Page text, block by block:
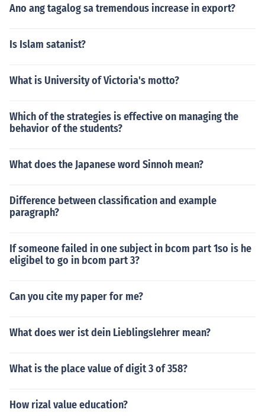
sa mga Pilipino.
Ano ang tagalog sa tremendous increase in export?
Is Islam satanist?
What is University of Victoria's motto?
Which of the strategies is effective on managing the
behavior of the students?
What does the Japanese word Sinnoh mean?
Difference between classification and example
paragraph?
If someone failed in one subject in bcom part 1so is he
eligibel to go in bcom part 3?
Can you cite my paper for me?
What does wer ist dein Lieblingslehrer mean?
What is the place value of digit 3 of 358?
How rizal value education?